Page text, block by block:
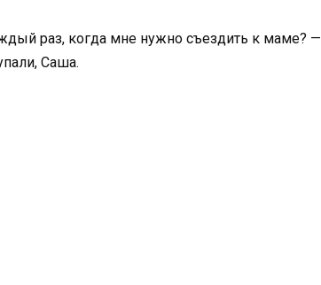
раз, когда мне нужно съездить к маме? —
Саша.